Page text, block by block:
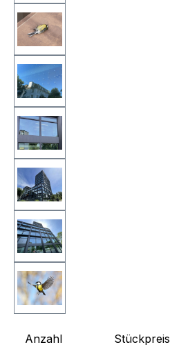
Anzahl Stückpreis